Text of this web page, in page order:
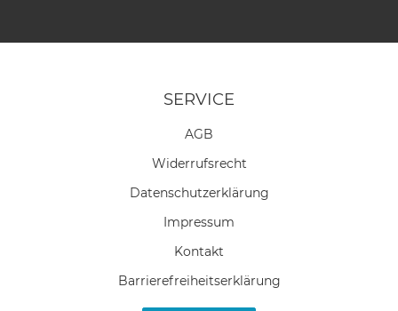
SERVICE
AGB
Widerrufs­recht
Daten­schutz­erklärung
Impressum
Kontakt
Barrierefreiheitserklärung